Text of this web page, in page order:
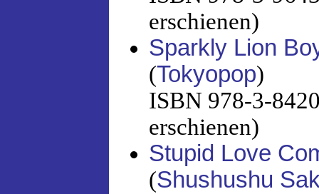
erschienen)
Sparkly Lion
(Tokyopop)
ISBN 978-3-
erschienen)
Stupid Love
(Shushushu